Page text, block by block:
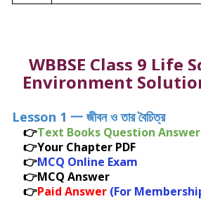
WBBSE Class 9 Life
Environment
Lesson 1 一 জীবন ও তার বৈচিত্র
👉Text Books Question Answer
👉Your Chapter PDF
👉MCQ Online Exam
👉MCQ Answer
👉Paid Answer (For